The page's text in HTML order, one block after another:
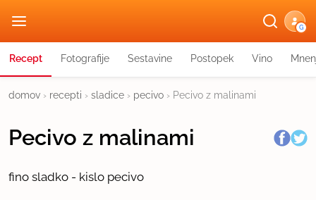
G
Recept Fotografije Sestavine Postopek Vino
domov › recepti › sladice › pecivo › Pecivo z malinami
Pecivo z malinami
fino sladko - kislo pecivo